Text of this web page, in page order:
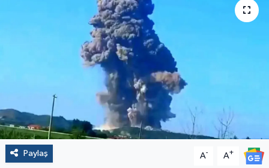
Paylaş A- A+
Spor
Yaşam
Çalışma Hayatı